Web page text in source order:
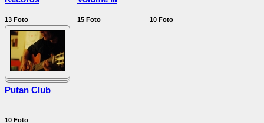
13 Foto 15 Foto 10 Foto
Putan Club
10 Foto